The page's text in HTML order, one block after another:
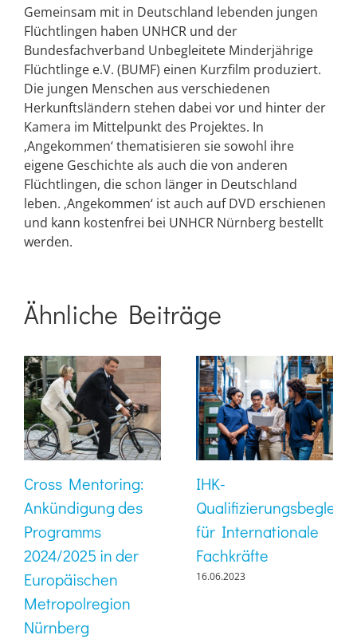
Gemeinsam mit in Deutschland lebenden jungen
Flüchtlingen haben UNHCR und der
Bundesfachverband Unbegleitete Minderjährige
Flüchtlinge e.V. (BUMF) einen Kurzfilm produziert.
Die jungen Menschen aus verschiedenen
Herkunftsländern stehen dabei vor und hinter der
Kamera im Mittelpunkt des Projektes. In
‚Angekommen‘ thematisieren sie sowohl ihre
eigene Geschichte als auch die von anderen
Flüchtlingen, die schon länger in Deutschland
leben. ‚Angekommen‘ ist auch auf DVD erschienen
und kann kostenfrei bei UNHCR Nürnberg bestellt
werden.
Ähnliche Beiträge
Cross Mentoring:
Ankündigung des
Programms
2024/2025 in der
Europäischen
Metropolregion
Nürnberg
IHK-
für Internationale
Fachkräfte
16.06.2023